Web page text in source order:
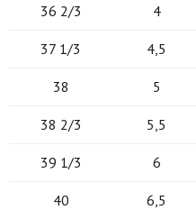
36 2/3 4
37 1/3 4,5
38 5
38 2/3 5,5
39 1/3 6
40 6,5